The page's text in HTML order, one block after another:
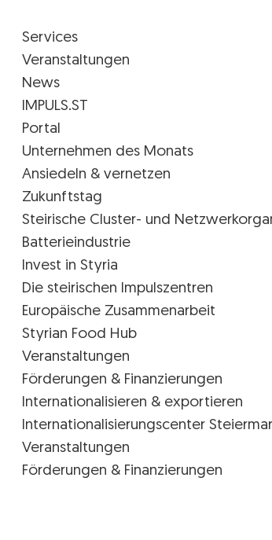
Services
Veranstaltungen
News
IMPULS.ST
Portal
Unternehmen des Monats
Ansiedeln & vernetzen
Zukunftstag
Steirische Cluster- und
Batterieindustrie
Invest in Styria
Die steirischen Impulszentren
Europäische Zusammenarbeit
Styrian Food Hub
Veranstaltungen
Förderungen & Finanzierungen
Internationalisieren & exportieren
Internationalisierungscenter
Veranstaltungen
Förderungen & Finanzierungen